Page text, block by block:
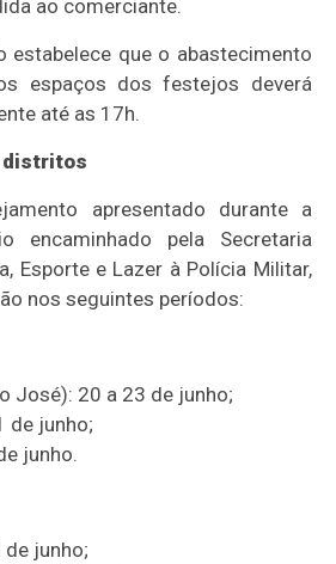
ao comerciante.
estabelece que o abastecimento
espaços dos festejos deverá
até as 17h.
distritos
apresentado durante a
encaminhado pela Secretaria
Esporte e Lazer à Polícia Militar,
nos seguintes períodos:
José): 20 a 23 de junho;
de junho;
junho.
junho;